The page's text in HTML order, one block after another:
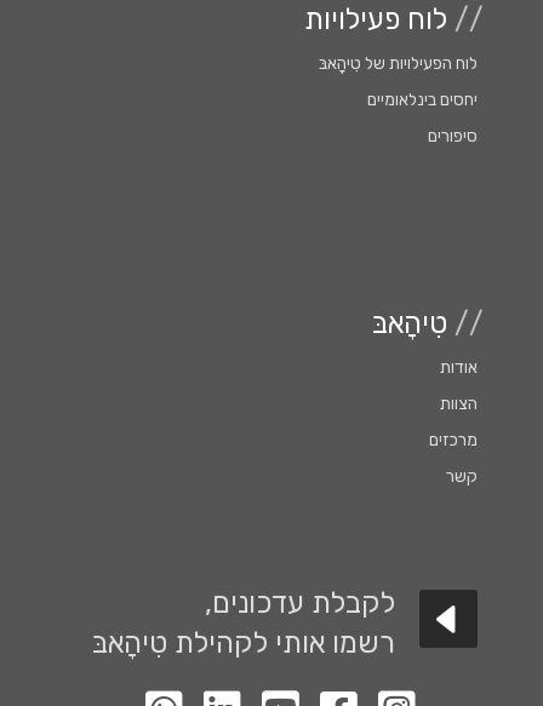
// לוח פעילויות
לוח הפעילויות של טִִיהָָאבּ
יחסים בינלאומיים
סיפורים
// טִיהָאבּ
אודות
הצוות
מרכזים
קשר
לקבלת עדכונים,
רשמו אותי לקהילת טִיהָאבּ
לעמוד האינסטגרם שלנו
לעמוד הפייסבוק שלנו
לעמוד יוטיוב שלנולעמוד הלינקדין שלנו
קבוצת ווטסאפ